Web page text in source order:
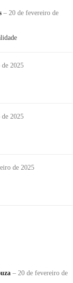
– 20 de fevereiro de
2025
2025
de 2025
– 20 de fevereiro de